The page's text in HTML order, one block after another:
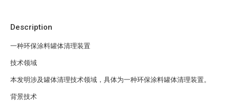
Description
一种环保涂料罐体清理装置
技术领域
本发明涉及罐体清理技术领域，具体为一种环保涂料罐体清理装置。
背景技术